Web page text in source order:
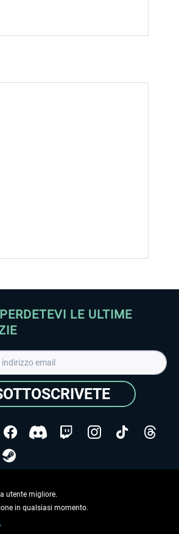
LE ULTIME
© Aerosoft GmbH. Tutti i diritti riservati.
utente migliore.
in qualsiasi momento.